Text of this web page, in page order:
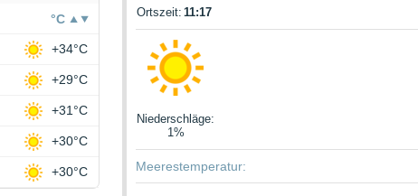
Ortszeit: 11:17
Niederschläge:
1%
Meerestemperatur:
°C
+34°C
+29°C
+31°C
+30°C
+30°C